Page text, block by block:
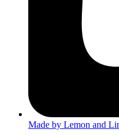
Made by Lemon and